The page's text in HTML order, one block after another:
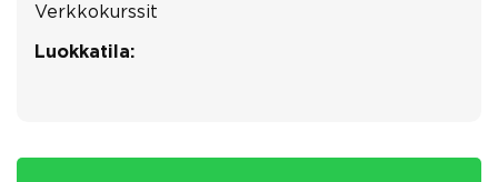
Verkkokurssit
Luokkatila: